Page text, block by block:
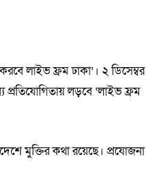
লাইভ ফ্রম ঢাকা’। ২ ডিসেম্বর
প্রতিযোগিতায় লড়বে ‘লাইভ ফ্রম
মুক্তির কথা রয়েছে। প্রযোজনা